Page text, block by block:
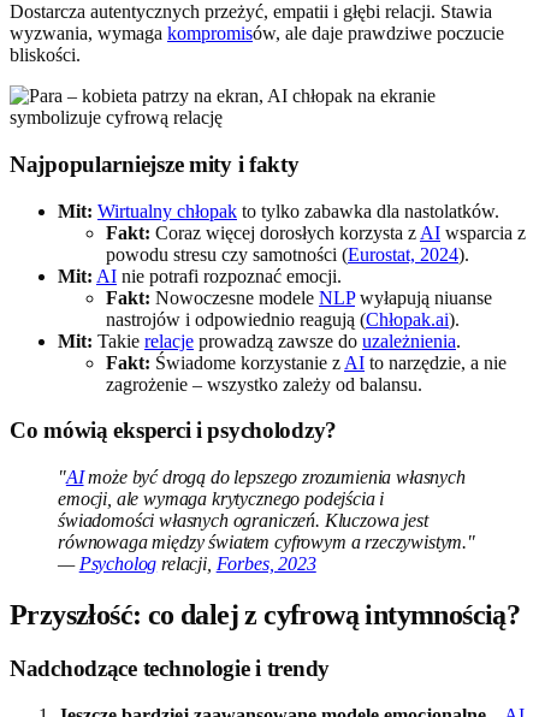
Dostarcza autentycznych przeżyć, empatii i głębi relacji. Stawia
wyzwania, wymaga kompromisów, ale daje prawdziwe poczucie
bliskości.
Najpopularniejsze mity i fakty
Mit: Wirtualny chłopak to tylko zabawka dla nastolatków.
Fakt: Coraz więcej dorosłych korzysta z AI wsparcia z
powodu stresu czy samotności (Eurostat, 2024).
Mit: AI nie potrafi rozpoznać emocji.
Fakt: Nowoczesne modele NLPwyłapują niuanse
nastrojów i odpowiednio reagują (Chłopak.ai).
Mit: Takie relacje prowadzą zawsze do uzależnienia.
Fakt: Świadome korzystanie z AI to narzędzie, a nie
zagrożenie – wszystko zależy od balansu.
Co mówią eksperci i psycholodzy?
"AImoże być drogą do lepszego zrozumienia własnych
emocji, ale wymaga krytycznego podejścia i
świadomości własnych ograniczeń. Kluczowa jest
równowaga między światem cyfrowym a rzeczywistym."
— Psycholog relacji, Forbes, 2023
Przyszłość: co dalej z cyfrową intymnością?
Nadchodzące technologie i trendy